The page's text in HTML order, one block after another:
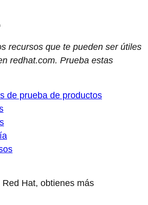
recursos que te pueden ser útiles
redhat.com. Prueba estas
de prueba de productos
Hat, obtienes más